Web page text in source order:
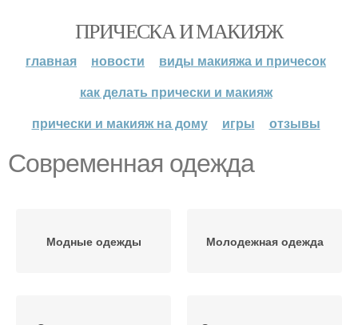
ПРИЧЕСКА И МАКИЯЖ
главная новости
виды макияжа и причесок
как делать прически и макияж
прически и макияж на дому
игры отзывы
Современная одежда
Модные одежды Молодежная одежда